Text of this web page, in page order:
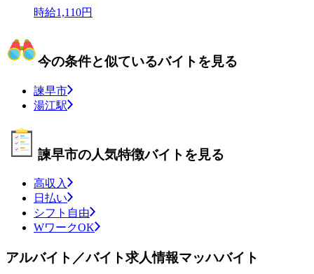
時給1,110円
今の条件と似ているバイトを見る
諫早市
湯江駅
諫早市の人気特徴バイトを見る
高収入
日払い
シフト自由
WワークOK
アルバイト／バイト求人情報マッハバイト